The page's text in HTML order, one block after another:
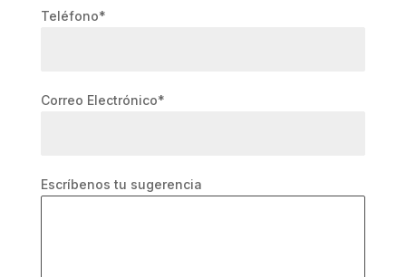
Teléfono*
Correo Electrónico*
Escríbenos tu sugerencia